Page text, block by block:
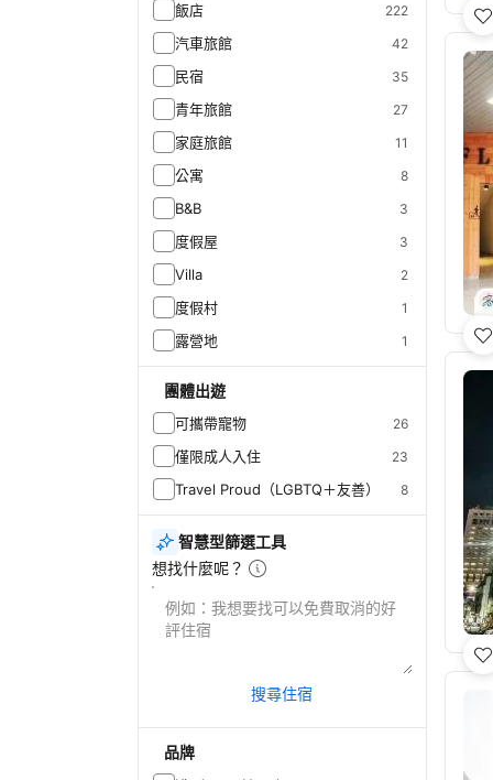
飯店 222
汽車旅館 42
民宿 35
青年旅館 27
家庭旅館 11
公寓 8
B&B 3
度假屋 3
Villa 2
度假村 1
露營地 1
團體出遊
可攜帶寵物 26
僅限成人入住 23
Travel Proud（LGBTQ＋友善） 8
智慧型篩選工具
想找什麼呢？
搜尋住宿
品牌